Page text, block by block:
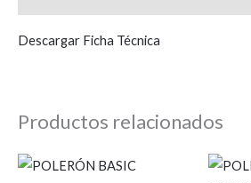
Descargar Ficha Técnica
Productos relacionados